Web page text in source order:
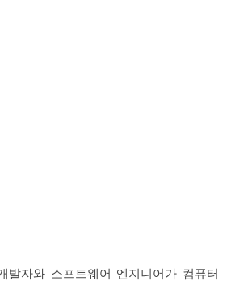
발자와 소프트웨어 엔지니어가 컴퓨터